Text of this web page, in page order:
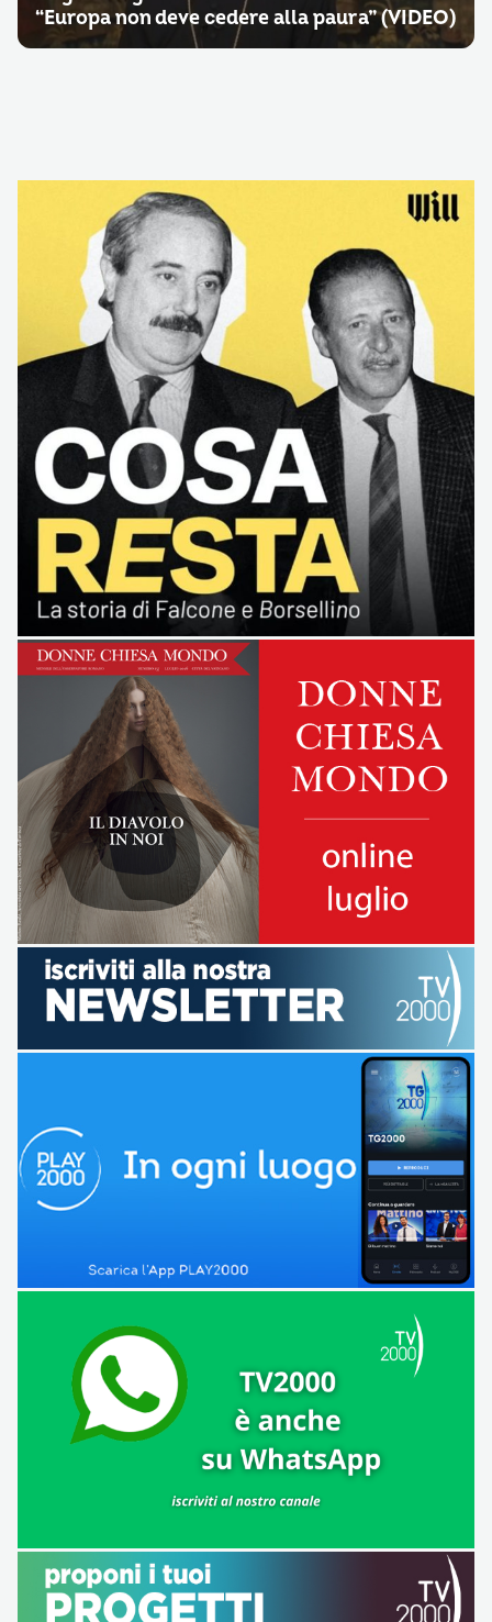
“Europa non deve cedere alla paura” (VIDEO)